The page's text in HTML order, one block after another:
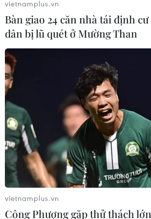
"Cửa ngõ" để Việt Nam tiến vào thị
trường Tây Phi
26/07/2026 08:55
Nam Phi: Máy bay "hạ cánh" giữa
trung tâm thương mại lớn nhất
Johannesburg
26/07/2026 01:21
Nigeria: Khoảng 50 người bị bắt cóc
được trả tự do sau khi nộp tiền
25/07/2026 09:29
vietnamplus.vn
Bàn giao 24 căn nhà tái định
dân bị lũ quét ở Mường Than
vietnamplus.vn
Công Phượng gặp thử thách